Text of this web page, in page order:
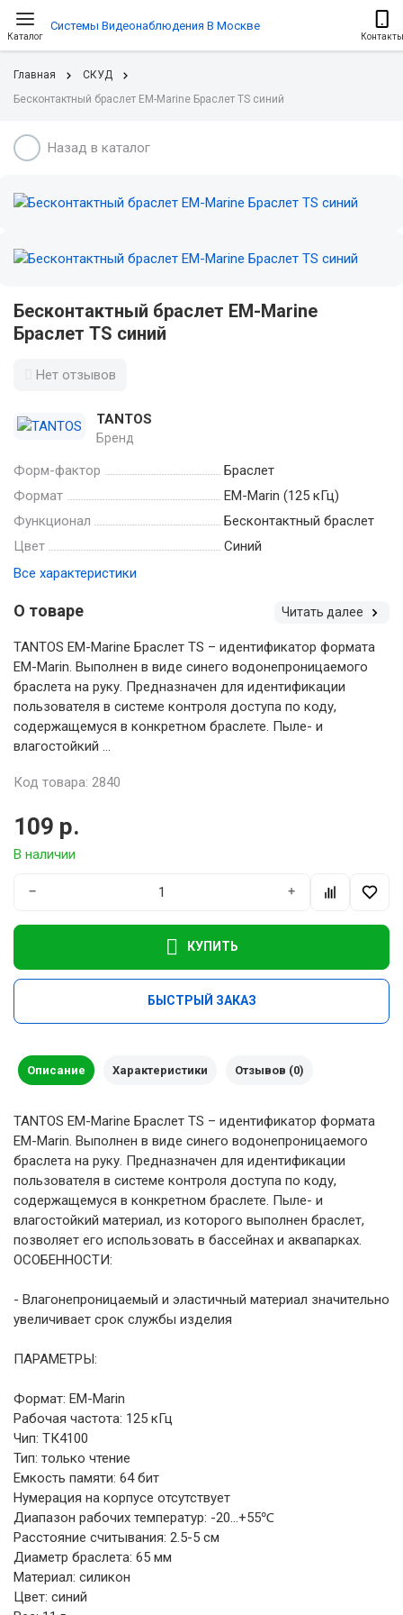
Каталог
Системы Видеонаблюдения В Москве
Контакты
Главная
СКУД
Бесконтактный браслет EM-Marine Браслет TS синий
Назад в каталог
Бесконтактный браслет EM-Marine
Браслет TS синий
Нет отзывов
TANTOS
Бренд
Форм-фактор
Браслет
Формат
EM-Marin (125 кГц)
Функционал
Бесконтактный браслет
Цвет
Синий
Все характеристики
О товаре Читать далее
TANTOS EM-Marine Браслет TS – идентификатор формата
EM-Marin. Выполнен в виде синего водонепроницаемого
браслета на руку. Предназначен для идентификации
пользователя в системе контроля доступа по коду,
содержащемуся в конкретном браслете. Пыле- и
влагостойкий ...
Код товара: 2840
109 р.
В наличии
− +
КУПИТЬ
БЫСТРЫЙ ЗАКАЗ
Описание Характеристики Отзывов (0)
TANTOS EM-Marine Браслет TS – идентификатор формата
EM-Marin. Выполнен в виде синего водонепроницаемого
браслета на руку. Предназначен для идентификации
пользователя в системе контроля доступа по коду,
содержащемуся в конкретном браслете. Пыле- и
влагостойкий материал, из которого выполнен браслет,
позволяет его использовать в бассейнах и аквапарках.
ОСОБЕННОСТИ:
- Влагонепроницаемый и эластичный материал значительно
увеличивает срок службы изделия
ПАРАМЕТРЫ:
Формат: EM-Marin
Рабочая частота: 125 кГц
Чип: ТК4100
Тип: только чтение
Емкость памяти: 64 бит
Нумерация на корпусе отсутствует
Диапазон рабочих температур: -20...+55℃
Расстояние считывания: 2.5-5 см
Диаметр браслета: 65 мм
Материал: силикон
Цвет: синий